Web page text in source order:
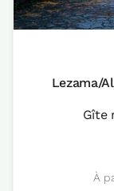
Lezama/
Gîte
À